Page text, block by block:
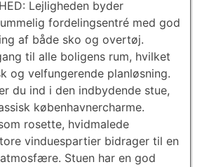
Lejligheden byder
fordelingsentré med god
af både sko og overtøj.
til alle boligens rum, hvilket
og velfungerende planløsning.
du ind i den indbydende stue,
københavnercharme.
rosette, hvidmalede
vinduespartier bidrager til en
Stuen har en god